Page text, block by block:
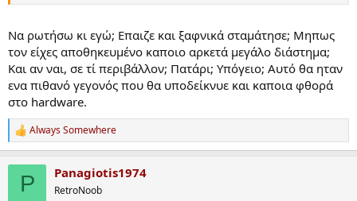
Να ρωτήσω κι εγώ; Επαιζε και ξαφνικά σταμάτησε; Μηπως
τον είχες αποθηκευμένο καποιο αρκετά μεγάλο διάστημα;
Και αν ναι, σε τί περιβάλλον; Πατάρι; Υπόγειο; Αυτό θα ηταν
ενα πιθανό γεγονός που θα υποδείκνυε και καποια φθορά
στο hardware.
R
e
Always Somewhere
P Panagiotis1974
RetroNoob